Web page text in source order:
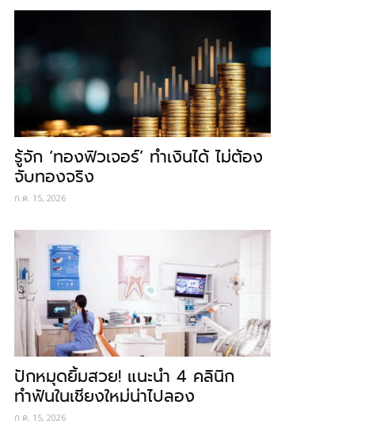
รู้จัก ‘ทองฟิวเจอร์’ ทำเงินได้ ไม่ต้อง
จับทองจริง
ก.ค. 15, 2026
ปักหมุดยิ้มสวย! แนะนำ 4 คลินิก
ทำฟันในเชียงใหม่น่าไปลอง
ก.ค. 15, 2026